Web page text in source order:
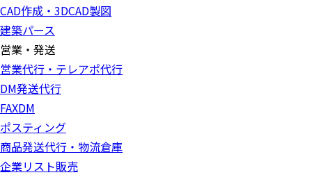
CAD作成・3DCAD製図
建築パース
営業・発送
営業代行・テレアポ代行
DM発送代行
FAXDM
ポスティング
商品発送代行・物流倉庫
企業リスト販売